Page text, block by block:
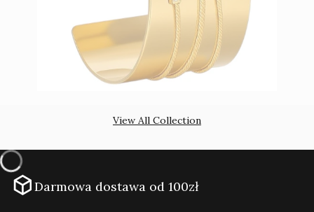
View All Collection
Darmowa dostawa od 100zł